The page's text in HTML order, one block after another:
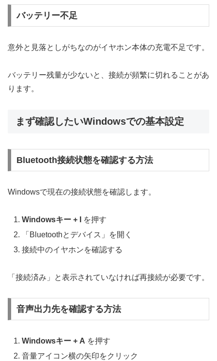
バッテリー不足
意外と見落としがちなのがイヤホン本体の充電不足です。
バッテリー残量が少ないと、接続が頻繁に切れることがあ
ります。
まず確認したいWindowsでの基本設定
Bluetooth接続状態を確認する方法
Windowsで現在の接続状態を確認します。
Windowsキー + I
を押す
「Bluetoothとデバイス」を開く
接続中のイヤホンを確認する
「接続済み」と表示されていなければ再接続が必要です。
音声出力先を確認する方法
Windowsキー + A を押す
音量アイコン横の矢印をクリック